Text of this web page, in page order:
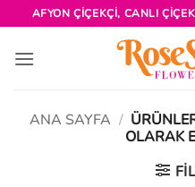
İçeriğe
atla
AFYON ÇIÇEKÇI, CANLI
ANA SAYFA /
OLARAK